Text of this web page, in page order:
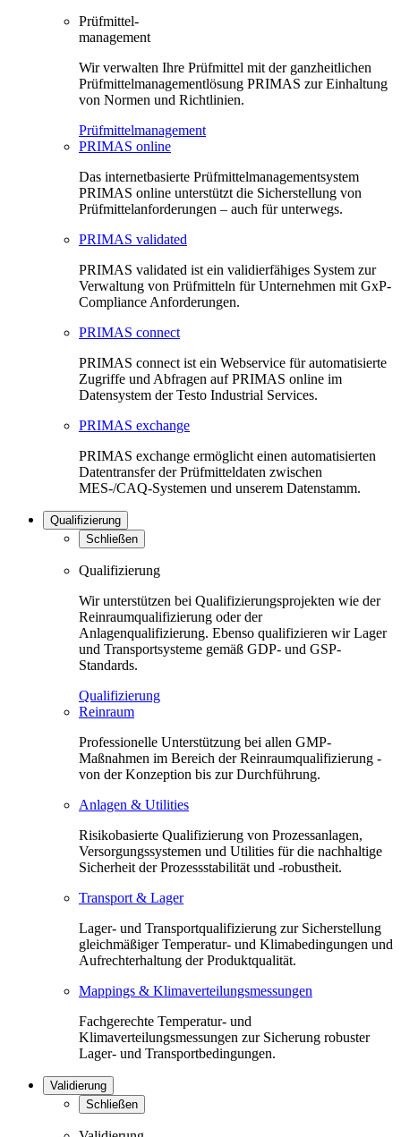
Prüfmittel-
management
Wir verwalten Ihre Prüfmittel mit der ganzheitlichen
Prüfmittelmanagementlösung PRIMAS zur Einhaltung
von Normen und Richtlinien.
Prüfmittelmanagement
PRIMAS online
Das internetbasierte Prüfmittelmanagementsystem
PRIMAS online unterstützt die Sicherstellung von
Prüfmittelanforderungen – auch für unterwegs.
PRIMAS validated
PRIMAS validated ist ein validierfähiges System zur
Verwaltung von Prüfmitteln für Unternehmen mit GxP-
Compliance Anforderungen.
PRIMAS connect
PRIMAS connect ist ein Webservice für automatisierte
Zugriffe und Abfragen auf PRIMAS online im
Datensystem der Testo Industrial Services.
PRIMAS exchange
PRIMAS exchange ermöglicht einen automatisierten
Datentransfer der Prüfmitteldaten zwischen
MES-/CAQ-Systemen und unserem Datenstamm.
Qualifizierung
Schließen
Qualifizierung
Wir unterstützen bei Qualifizierungsprojekten wie der
Reinraumqualifizierung oder der
Anlagenqualifizierung. Ebenso qualifizieren wir Lager
und Transportsysteme gemäß GDP- und GSP-
Standards.
Qualifizierung
Reinraum
Professionelle Unterstützung bei allen GMP-
Maßnahmen im Bereich der Reinraumqualifizierung -
von der Konzeption bis zur Durchführung.
Anlagen & Utilities
Risikobasierte Qualifizierung von Prozessanlagen,
Versorgungssystemen und Utilities für die nachhaltige
Sicherheit der Prozessstabilität und -robustheit.
Transport & Lager
Lager- und Transportqualifizierung zur Sicherstellung
gleichmäßiger Temperatur- und Klimabedingungen und
Aufrechterhaltung der Produktqualität.
Mappings & Klimaverteilungsmessungen
Fachgerechte Temperatur- und
Klimaverteilungsmessungen zur Sicherung robuster
Lager- und Transportbedingungen.
Validierung
Schließen